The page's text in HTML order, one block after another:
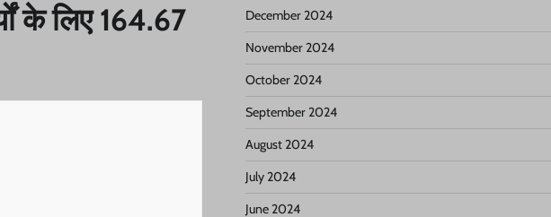
के लिए 164.67
December 2024
November 2024
October 2024
September 2024
August 2024
July 2024
June 2024